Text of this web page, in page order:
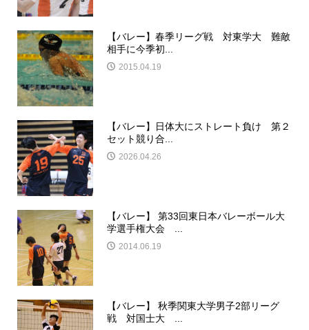
【バレー】春季リーグ戦 対東学大 難敵
相手に今季初...
2015.04.19
【バレー】日体大にストレート負け 第２
セット競り合...
2026.04.26
【バレー】 第33回東日本バレーボール大
学選手権大会 ...
2014.06.19
【バレー】 秋季関東大学男子2部リーグ
戦 対国士大 ...